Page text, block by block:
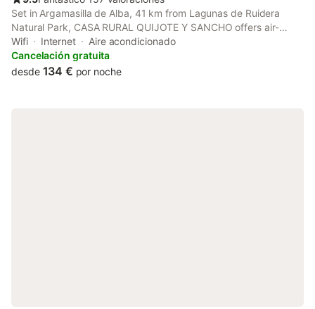
Set in Argamasilla de Alba, 41 km from Lagunas de Ruidera
Natural Park, CASA RURAL QUIJOTE Y SANCHO offers air-
conditioned accommodation with a terrace and free WiFi.
Featuring a shared kitchen, this property also provides guests
with a picnic area.
Wifi Internet
Aire acondicionado
Cancelación gratuita
desde 134 € por noche